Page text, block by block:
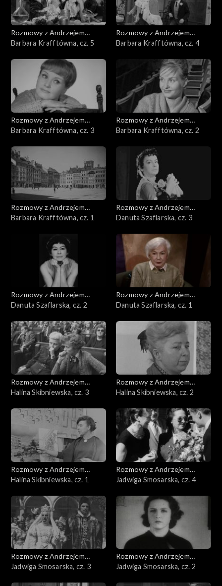
Rozmowy z Andrzejem
Doboszem
Barbara Krafftówna, cz. 5
Rozmowy z Andrzejem
Doboszem
Barbara Krafftówna, cz. 4
Rozmowy z Andrzejem
Doboszem
Barbara Krafftówna, cz. 3
Rozmowy z Andrzejem
Doboszem
Barbara Krafftówna, cz. 2
Rozmowy z Andrzejem
Doboszem
Barbara Krafftówna, cz. 1
Rozmowy z Andrzejem
Doboszem
Danuta Szaflarska, cz. 3
Rozmowy z Andrzejem
Doboszem
Danuta Szaflarska, cz. 2
Rozmowy z Andrzejem
Doboszem
Danuta Szaflarska, cz. 1
Rozmowy z Andrzejem
Doboszem
Halina Skibniewska, cz. 3
Rozmowy z Andrzejem
Doboszem
Halina Skibniewska, cz. 2
Rozmowy z Andrzejem
Doboszem
Halina Skibniewska, cz. 1
Rozmowy z Andrzejem
Doboszem
Jadwiga Smosarska, cz. 4
Rozmowy z Andrzejem
Doboszem
Jadwiga Smosarska, cz. 3
Rozmowy z Andrzejem
Doboszem
Jadwiga Smosarska, cz. 2